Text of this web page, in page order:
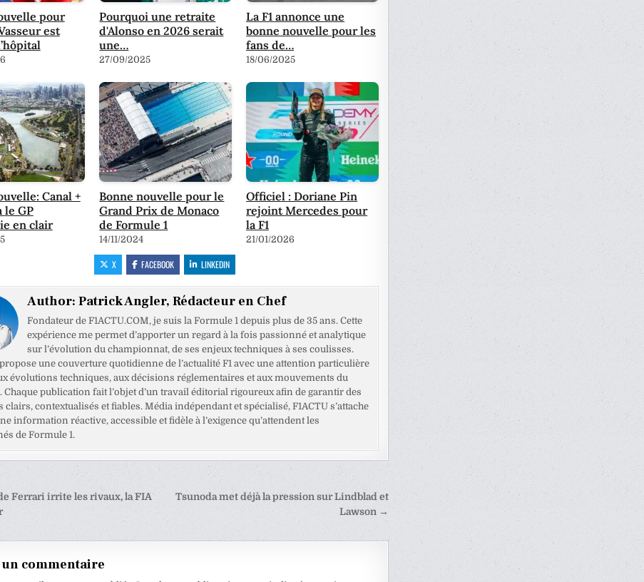
pour
est
Pourquoi une retraite
d'Alonso en 2026 serait
une…
27/09/2025
La F1 annonce une
bonne nouvelle pour les
fans de…
18/06/2025
Canal +
le GP
en clair
Bonne nouvelle pour le
Grand Prix de Monaco
de Formule 1
14/11/2024
Officiel : Doriane Pin
rejoint Mercedes pour
la F1
21/01/2026
X FACEBOOK LINKEDIN
Author: Patrick Angler, Rédacteur en Chef
Fondateur de F1ACTU.COM, je suis la Formule 1 depuis plus de 35 ans. Cette
expérience me permet d’apporter un regard à la fois passionné et analytique
sur l’évolution du championnat, de ses enjeux techniques à ses coulisses.
propose une couverture quotidienne de l’actualité F1 avec une attention particulière
évolutions techniques, aux décisions réglementaires et aux mouvements du
Chaque publication fait l’objet d’un travail éditorial rigoureux afin de garantir des
clairs, contextualisés et fiables. Média indépendant et spécialisé, F1ACTU s’attache
information réactive, accessible et fidèle à l’exigence qu’attendent les
de Formule 1.
Tsunoda met déjà la pression sur Lindblad et
Lawson →
Ferrari irrite les rivaux, la FIA
commentaire